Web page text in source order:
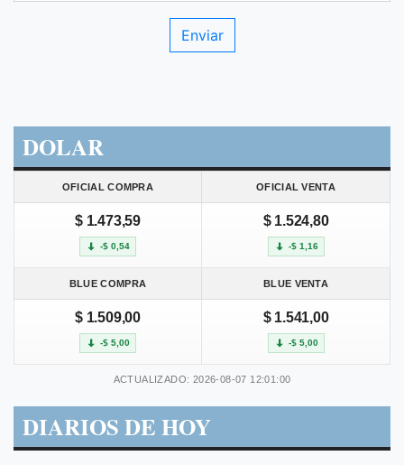
DOLAR
OFICIAL COMPRA OFICIAL VENTA
$ 1.473,59
-$ 0,54
$ 1.524,80
-$ 1,16
BLUE COMPRA BLUE VENTA
$ 1.509,00
-$ 5,00
$ 1.541,00
-$ 5,00
ACTUALIZADO: 2026-08-07 12:01:00
DIARIOS DE HOY